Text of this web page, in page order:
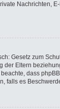
Nachrichten,
Gesetz zum
Eltern
dass
falls es